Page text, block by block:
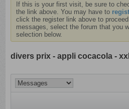
If this is your first visit, be sure to
the link above. You may have to
click the register link above to
messages, select the forum that you
selection below.
divers prix - appli cocacola -